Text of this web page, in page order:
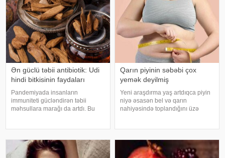
Ən güclü təbii antibiotik: Udi
hindi bitkisinin faydaları
Pandemiyada insanların
immuniteti gücləndirən təbii
məhsullara marağı da artdı. Bu
hindi bitkisi nədir?. xəbər verir ki,
Qarın piyinin səbəbi çox
yemək deyilmiş
Yeni araşdırma yaş artdıqca piyin
niyə əsasən bel və qarın
nahiyəsində toplandığını üzə
müşahidə edir. Bu isə təkcə esteti